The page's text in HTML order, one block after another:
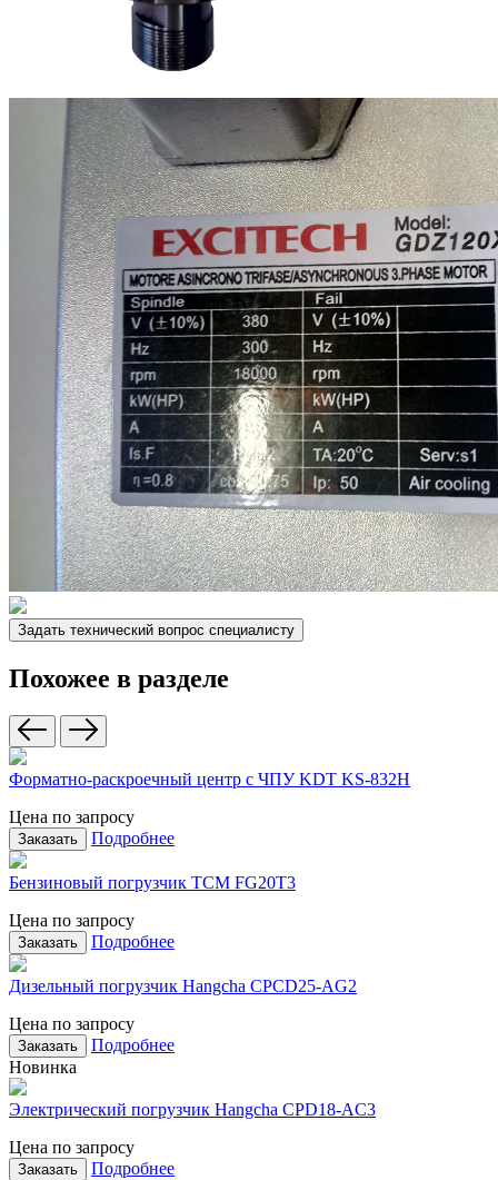
Задать технический вопрос специалисту
Похожее в разделе
Форматно-раскроечный центр с ЧПУ KDT KS-832H
Цена по запросу
Заказать Подробнее
Бензиновый погрузчик TCM FG20T3
Цена по запросу
Заказать Подробнее
Дизельный погрузчик Hangcha CPCD25-AG2
Цена по запросу
Заказать
Подробнее
Новинка
Электрический погрузчик Hangcha CPD18-AC3
Цена по запросу
Заказать
Подробнее